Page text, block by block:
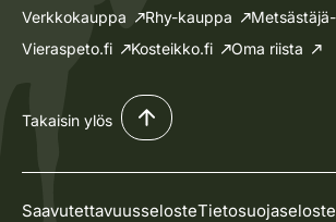
Verkkokauppa Rhy-kauppa
Vieraspeto.fi
Kosteikko.fi Oma riista
Takaisin ylös
Saavutettavuusseloste